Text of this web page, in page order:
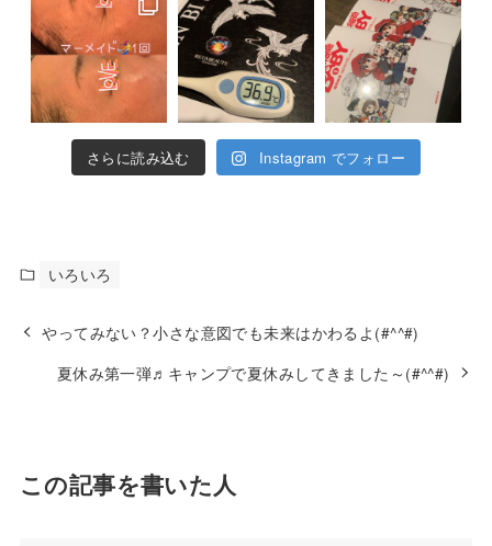
さらに読み込む Instagram でフォロー
いろいろ
やってみない？小さな意図でも未来はかわるよ(#^^#)
夏休み第一弾♬キャンプで夏休みしてきました～(#^^#)
この記事を書いた人